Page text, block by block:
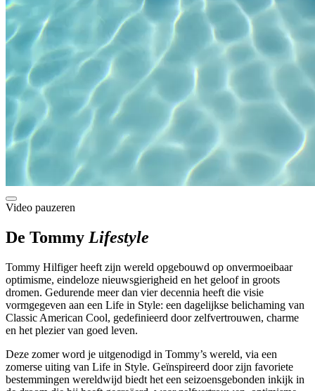
Video pauzeren
De Tommy Lifestyle
Tommy Hilfiger heeft zijn wereld opgebouwd op onvermoeibaar
optimisme, eindeloze nieuwsgierigheid en het geloof in groots
dromen. Gedurende meer dan vier decennia heeft die visie
vormgegeven aan een Life in Style: een dagelijkse belichaming van
Classic American Cool, gedefinieerd door zelfvertrouwen, charme
en het plezier van goed leven.
Deze zomer word je uitgenodigd in Tommy’s wereld, via een
zomerse uiting van Life in Style. Geïnspireerd door zijn favoriete
bestemmingen wereldwijd biedt het een seizoensgebonden inkijk in